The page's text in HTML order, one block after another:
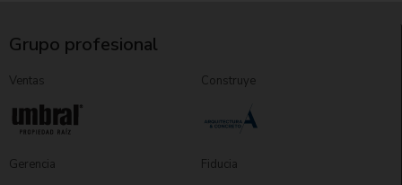
Grupo profesional
Ventas Construye
Gerencia Fiducia